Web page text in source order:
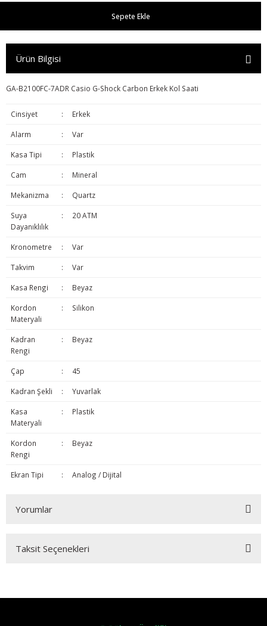
Sepete Ekle
Ürün Bilgisi
GA-B2100FC-7ADR Casio G-Shock Carbon Erkek Kol Saati
Cinsiyet : Erkek
Alarm : Var
Kasa Tipi : Plastik
Cam : Mineral
Mekanizma : Quartz
Suya
Dayanıklılık
: 20 ATM
Kronometre : Var
Takvim : Var
Kasa Rengi : Beyaz
Kordon
Materyali
: Silikon
Kadran
Rengi
: Beyaz
Çap : 45
Kadran Şekli : Yuvarlak
Kasa
Materyali
: Plastik
Kordon
Rengi
: Beyaz
Ekran Tipi : Analog / Dijital
Yorumlar
Taksit Seçenekleri